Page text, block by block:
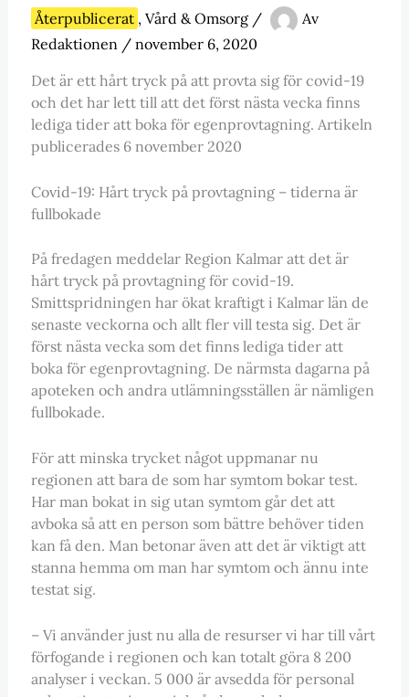
Återpublicerat , Vård & Omsorg/
Av
Redaktionen / november 6, 2020
Det är ett hårt tryck på att provta sig för covid-19
och det har lett till att det först nästa vecka finns
lediga tider att boka för egenprovtagning. Artikeln
publicerades 6 november 2020
Covid-19: Hårt tryck på provtagning – tiderna är
fullbokade
På fredagen meddelar Region Kalmar att det är
hårt tryck på provtagning för covid-19.
Smittspridningen har ökat kraftigt i Kalmar län de
senaste veckorna och allt fler vill testa sig. Det är
först nästa vecka som det finns lediga tider att
boka för egenprovtagning. De närmsta dagarna på
apoteken och andra utlämningsställen är nämligen
fullbokade.
För att minska trycket något uppmanar nu
regionen att bara de som har symtom bokar test.
Har man bokat in sig utan symtom går det att
avboka så att en person som bättre behöver tiden
kan få den. Man betonar även att det är viktigt att
stanna hemma om man har symtom och ännu inte
testat sig.
– Vi använder just nu alla de resurser vi har till vårt
förfogande i regionen och kan totalt göra 8 200
analyser i veckan. 5 000 är avsedda för personal